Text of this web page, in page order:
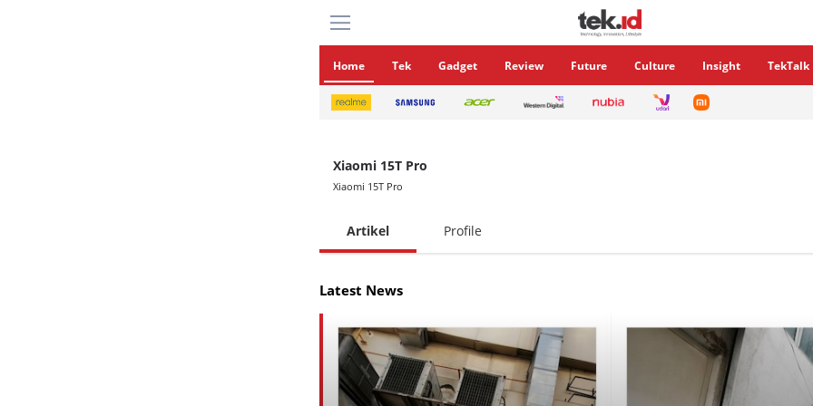
Home Tek Gadget Review Future Culture Insight TekTalk
Xiaomi 15T Pro
Xiaomi 15T Pro
Artikel Profile
Latest News